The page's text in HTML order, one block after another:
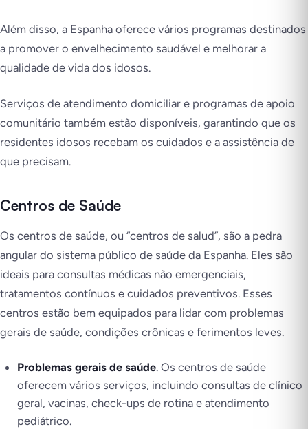
Além disso, a Espanha oferece vários programas destinados
a promover o envelhecimento saudável e melhorar a
qualidade de vida dos idosos.
Serviços de atendimento domiciliar e programas de apoio
comunitário também estão disponíveis, garantindo que os
residentes idosos recebam os cuidados e a assistência de
que precisam.
Centros de Saúde
Os centros de saúde, ou “centros de salud”, são a pedra
angular do sistema público de saúde da Espanha. Eles são
ideais para consultas médicas não emergenciais,
tratamentos contínuos e cuidados preventivos. Esses
centros estão bem equipados para lidar com problemas
gerais de saúde, condições crônicas e ferimentos leves.
Problemas gerais de saúde. Os centros de saúde
oferecem vários serviços, incluindo consultas de clínico
geral, vacinas, check-ups de rotina e atendimento
pediátrico.